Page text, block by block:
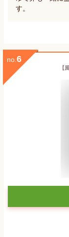
す。
no. 6
【